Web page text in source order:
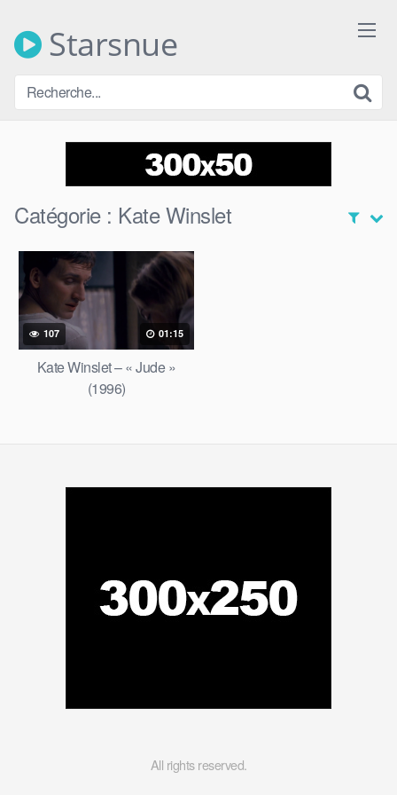
contentStarsnue
Catégorie : Kate Winslet
107 01:15
Kate Winslet – « Jude »
(1996)
All rights reserved.